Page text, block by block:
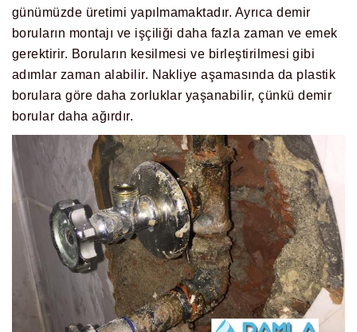
günümüzde üretimi yapılmamaktadır. Ayrıca demir
boruların montajı ve işçiliği daha fazla zaman ve emek
gerektirir. Boruların kesilmesi ve birleştirilmesi gibi
adımlar zaman alabilir. Nakliye aşamasında da plastik
borulara göre daha zorluklar yaşanabilir, çünkü demir
borular daha ağırdır.